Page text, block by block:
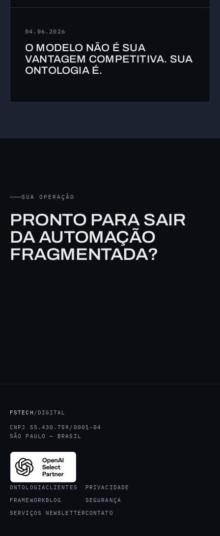
04.06.2026
O MODELO NÃO É SUA
VANTAGEM COMPETITIVA. SUA
ONTOLOGIA É.
SUA OPERAÇÃO
PRONTO PARA SAIR
DA AUTOMAÇÃO
FRAGMENTADA?
FSTECH /DIGITAL
CNPJ 55.430.759/0001-04
SÃO PAULO — BRASIL
ONTOLOGIA
FRAMEWORK
SERVIÇOS
CLIENTES
BLOG
NEWSLETTER
PRIVACIDADE
SEGURANÇA
CONTATO